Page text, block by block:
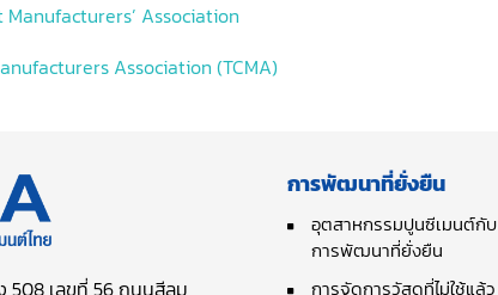
Association
Association (TCMA)
508 เลขที่ 56 ถนนสีลม
การพัฒนาที่ยั่งยืน
อุตสาหกรรมปูนซีเมนต์กับ
การพัฒนาที่ยั่งยืน
การจัดการวัสดุที่ไม่ใช้แล้ว